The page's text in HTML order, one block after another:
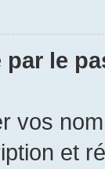
le
vos
et